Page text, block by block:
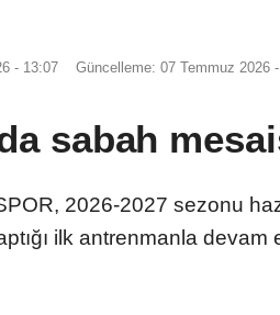
- 13:07 Güncelleme: 07 Temmuz 2026
sabah
2026-2027 sezonu
ilk antrenmanla devam